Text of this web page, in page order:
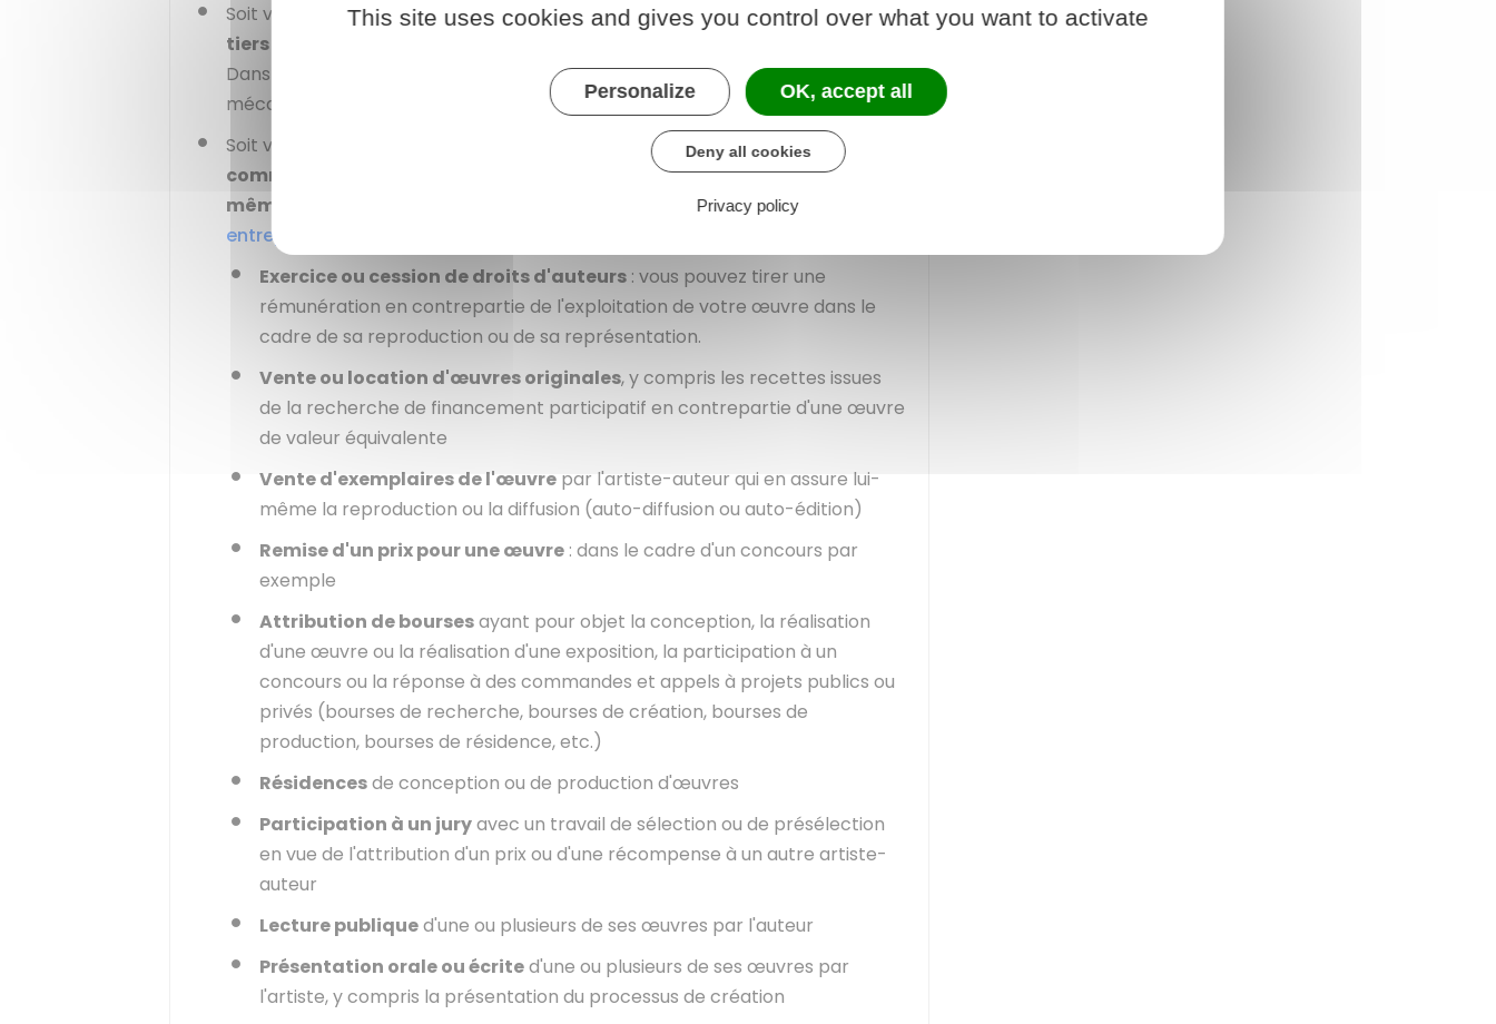
Soit vous percevez uniquement des droits d'auteur déclarées par un
tiers
Dans ce cas, c'est le tiers qui se charge de déclarer votre activité via le
mécanisme du
, vous n'avez pas de démarche à effectuer.
Soit vous percevez des rémunérations déclarées en bénéfices non
commerciaux (BNC)
aux impôts. Dans ce cas, vous devez réaliservous-
même
guichet des formalités des
entreprises
Exercice ou cession de droits d'auteurs : vous pouvez tirer une
rémunération en contrepartie de l'exploitation de votre œuvre dans le
cadre de sa reproduction ou de sa représentation.
Vente ou location d'œuvres originales, y compris les recettes issues
de la recherche de financement participatif en contrepartie d'une œuvre
de valeur équivalente
Vente d'exemplaires de l'œuvre par l'artiste-auteur qui en assure lui-
même la reproduction ou la diffusion (auto-diffusion ou auto-édition)
Remise d'un prix pour une œuvre : dans le cadre d'un concours par
exemple
Attribution de boursesayant pour objet la conception, la réalisation
d'une œuvre ou la réalisation d'une exposition, la participation à un
concours ou la réponse à des commandes et appels à projets publics ou
privés (bourses de recherche, bourses de création, bourses de
production, bourses de résidence, etc.)
Résidencesde conception ou de production d'œuvres
Participation à un juryavec un travail de sélection ou de présélection
en vue de l'attribution d'un prix ou d'une récompense à un autre artiste-
auteur
Lecture publiqued'une ou plusieurs de ses œuvres par l'auteur
Présentation orale ou écrited'une ou plusieurs de ses œuvres par
l'artiste, y compris la présentation du processus de création
This site uses cookies and gives you control over what you want to activate
Personalize OK, accept all
Deny all cookies
Privacy policy